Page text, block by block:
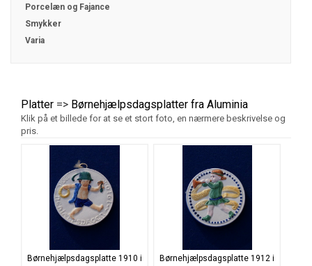
Porcelæn og Fajance
Smykker
Varia
Platter => Børnehjælpsdagsplatter fra Aluminia
Klik på et billede for at se et stort foto, en nærmere beskrivelse og
pris.
Børnehjælpsdagsplatte 1910 i
Børnehjælpsdagsplatte 1912 i